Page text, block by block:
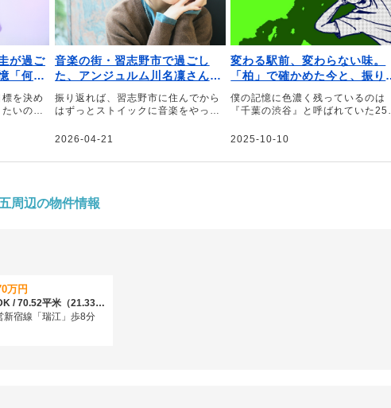
が過ご
「何も
」
を決め
いの
ていま
。そう
音楽の街・習志野市で過ごし
た、アンジュルム川名凜さんの
青春
振り返れば、習志野市に住んでから
はずっとストイックに音楽をやって
は、アンジュルムのメンバー、川名
の生活と、練習の合間を縫ってつく
2026-04-21
変わる駅前、変わらない味。
「柏」で確かめた今と、振り
る思い出。｜文・五明拓弥（グ
ランジ）
僕の記憶に色濃く残っているのは
『千葉の渋谷』と呼ばれていた25
のように遊んでいた柏は今、どうな
は、お笑いトリオ・グランジの五
2025-10-10
周辺の物件情報
万円
3LDK / 70.52平米（21.33坪）（壁芯）
新宿線「瑞江」歩8分